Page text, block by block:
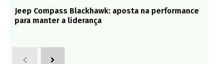
Jeep Compass Blackhawk: aposta na performance
para manter a liderança